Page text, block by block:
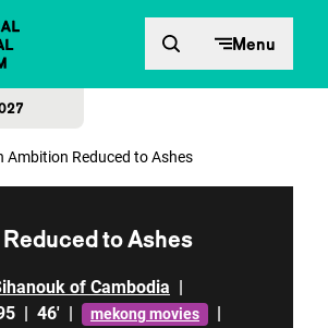
Menu
Ambition Reduced to Ashes
to Ashes
of Cambodia |
| 46' | mekong movies
|